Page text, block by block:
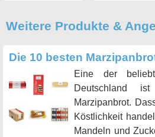
Weitere Produkte &
Die 10 besten
Eine der
Deutschland
Marzipanbrot.
Köstlichkeit
Mandeln und